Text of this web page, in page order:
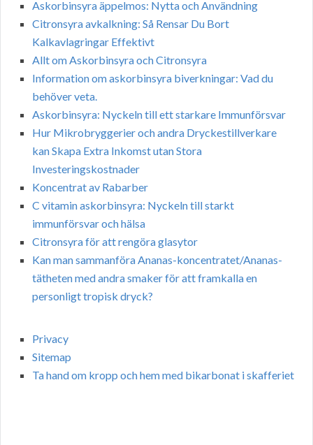
Askorbinsyra äppelmos: Nytta och Användning
Citronsyra avkalkning: Så Rensar Du Bort
Kalkavlagringar Effektivt
Allt om Askorbinsyra och Citronsyra
Information om askorbinsyra biverkningar: Vad du
behöver veta.
Askorbinsyra: Nyckeln till ett starkare Immunförsvar
Hur Mikrobryggerier och andra Dryckestillverkare
kan Skapa Extra Inkomst utan Stora
Investeringskostnader
Koncentrat av Rabarber
C vitamin askorbinsyra: Nyckeln till starkt
immunförsvar och hälsa
Citronsyra för att rengöra glasytor
Kan man sammanföra Ananas-koncentratet/Ananas-
tätheten med andra smaker för att framkalla en
personligt tropisk dryck?
Privacy
Sitemap
Ta hand om kropp och hem med bikarbonat i skafferiet